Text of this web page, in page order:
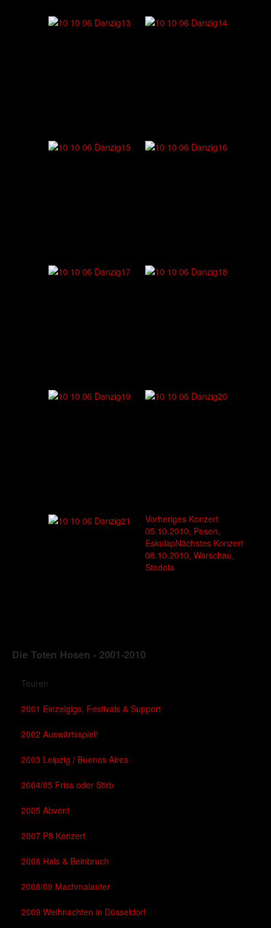
Vorheriges Konzert
05.10.2010, Posen,
EskulapNächstes Konzert
08.10.2010, Warschau,
Stodola
Die Toten Hosen - 2001-2010
Touren
2001 Einzelgigs, Festivals & Support
2002 Auswärtsspiel!
2003 Leipzig / Buenos Aires
2004/05 Friss oder Stirb
2005 Abvent
2007 P8 Konzert
2008 Hals & Beinbruch
2008/09 Machmalauter
2009 Weihnachten in Düsseldorf